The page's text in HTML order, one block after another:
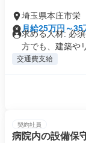
埼玉県本庄市栄
月給25万円～35
求める人材: 必
方でも、建築や
交通費支給
契約社員
病院内の設備保